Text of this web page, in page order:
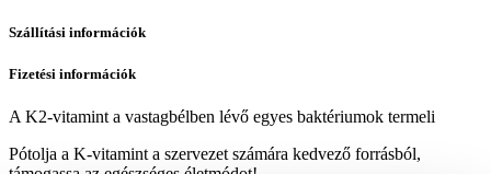
Szállítási információk
Fizetési információk
A K2-vitamint a vastagbélben lévő egyes baktériumok termeli
Pótolja a K-vitamint a szervezet számára kedvező forrásból,